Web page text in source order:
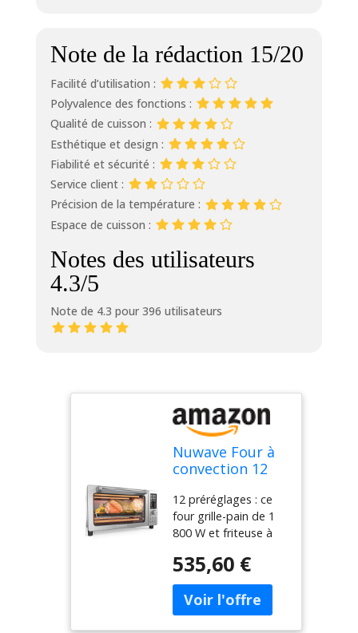
Note de la rédaction 15/20
Facilité d’utilisation :
Polyvalence des fonctions :
Qualité de cuisson :
Esthétique et design :
Fiabilité et sécurité :
Service client :
Précision de la température :
Espace de cuisson :
Notes des utilisateurs
4.3/5
Note de 4.3 pour 396 utilisateurs
Nuwave Four à
convection 12
convection plus
rapide et
croustillante,
four à pizza
personnalisable,
50°-450°F,
dernière
intervention
12 préréglages : ce
four grille-pain de 1
800 W et friteuse à
incluent frire de l'air,
rôtir à l'air, griller,
cuire, rôtir, bagel,
griller, rôtir,
535,60 €